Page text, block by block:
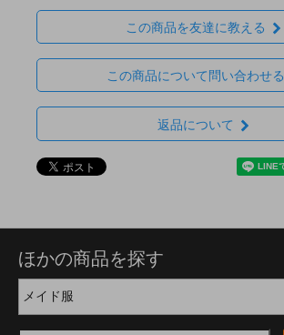
この商品を友達に教える
この商品について問い合わせる
返品について
ほかの商品を探す